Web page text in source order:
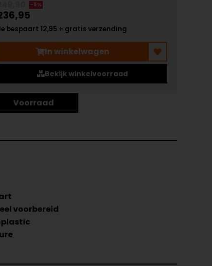
-5%
bespaart 12,95 + gratis verzending
In winkelwagen
Bekijk winkelvoorraad
Voorraad
voorbereid